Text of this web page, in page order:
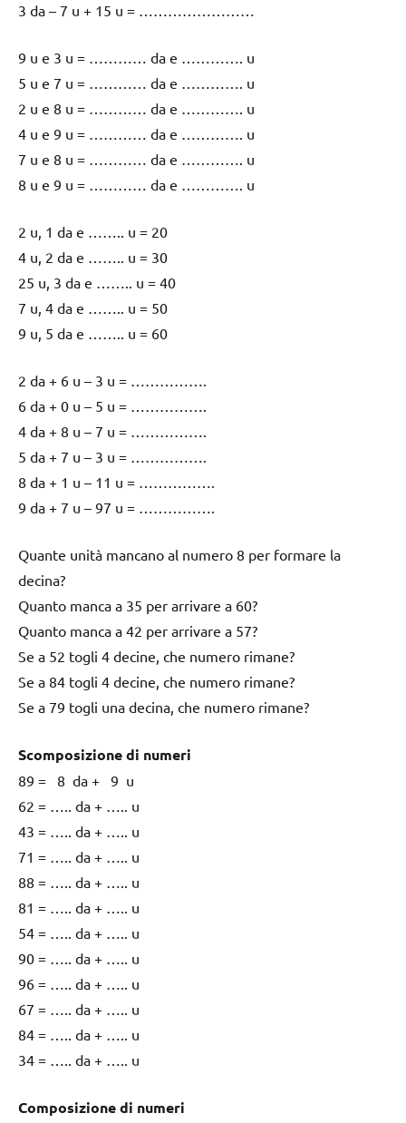
3 da – 7 u + 15 u = ……………………
9 u e 3 u = ………… da e …………. u
5 u e 7 u = ………… da e …………. u
2 u e 8 u = ………… da e …………. u
4 u e 9 u = ………… da e …………. u
7 u e 8 u = ………… da e …………. u
8 u e 9 u = ………… da e …………. u
2 u, 1 da e …….. u = 20
4 u, 2 da e …….. u = 30
25 u, 3 da e …….. u = 40
7 u, 4 da e …….. u = 50
9 u, 5 da e …….. u = 60
2 da + 6 u – 3 u = …………….
6 da + 0 u – 5 u = …………….
4 da + 8 u – 7 u = …………….
5 da + 7 u – 3 u = …………….
8 da + 1 u – 11 u = …………….
9 da + 7 u – 97 u = …………….
Quante unità mancano al numero 8 per formare la
decina?
Quanto manca a 35 per arrivare a 60?
Quanto manca a 42 per arrivare a 57?
Se a 52 togli 4 decine, che numero rimane?
Se a 84 togli 4 decine, che numero rimane?
Se a 79 togli una decina, che numero rimane?
Scomposizione di numeri
89 = 8 da + 9 u
62 = ….. da + ….. u
43 = ….. da + ….. u
71 = ….. da + ….. u
88 = ….. da + ….. u
81 = ….. da + ….. u
54 = ….. da + ….. u
90 = ….. da + ….. u
96 = ….. da + ….. u
67 = ….. da + ….. u
84 = ….. da + ….. u
34 = ….. da + ….. u
Composizione di numeri